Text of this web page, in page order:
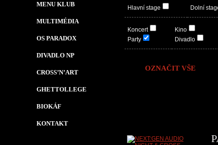
MENU KLUB
MULTIMÉDIA
OS PARADOX
DIVADLO NP
CROSS’N’ART
GHETTOLLEGE
BIOKÁF
KONTAKT
Hlavní stage Dolní
Koncert
Party
Kino
Divadlo
OZNAČIT VŠE